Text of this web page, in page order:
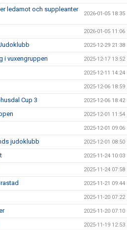
ledamot och suppleanter
2026-01-05 18:35
2026-01-05 11:06
2025-12-29 21:38
i vuxengruppen 2025-12-17 13:52
2025-12-11 14:24
2025-12-06 18:59
Cup 3 2025-12-06 18:42
2025-12-01 11:54
2025-12-01 09:06
judoklubb 2025-12-01 08:50
2025-11-24 10:03
2025-11-24 07:58
2025-11-21 09:44
2025-11-20 07:22
2025-11-20 07:10
2025-11-19 12:53